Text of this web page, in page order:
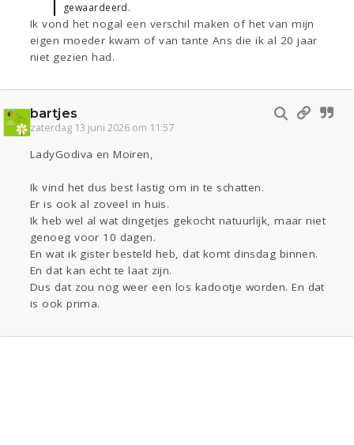
gewaardeerd.
Ik vond het nogal een verschil maken of het van mijn
eigen moeder kwam of van tante Ans die ik al 20 jaar
niet gezien had.
bartjes
zaterdag 13 juni 2026 om 11:57
LadyGodiva en Moiren,
Ik vind het dus best lastig om in te schatten.
Er is ook al zoveel in huis.
Ik heb wel al wat dingetjes gekocht natuurlijk, maar niet
genoeg voor 10 dagen.
En wat ik gister besteld heb, dat komt dinsdag binnen.
En dat kan echt te laat zijn.
Dus dat zou nog weer een los kadootje worden. En dat
is ook prima.